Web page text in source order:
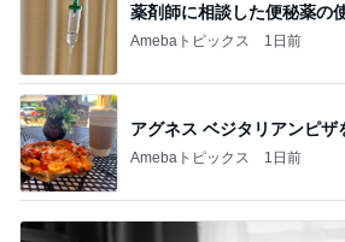
薬剤師に相談した便秘薬の
Amebaトピックス 1日前
アグネス ベジタリアンピザ
Amebaトピックス 1日前